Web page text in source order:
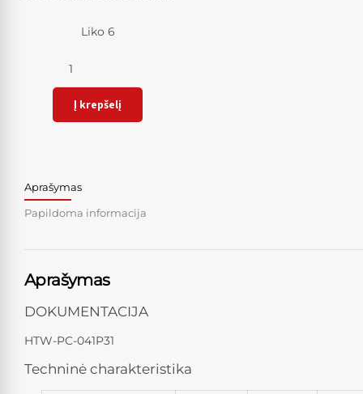
Liko 6
Į krepšelį
Aprašymas
Papildoma informacija
Aprašymas
DOKUMENTACIJA
HTW-PC-041P31
Techninė charakteristika